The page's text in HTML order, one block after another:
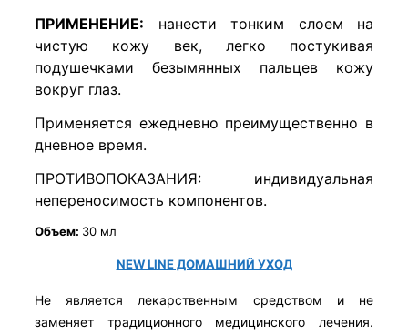
ПРИМЕНЕНИЕ: нанести тонким слоем на
чистую кожу век, легко постукивая
подушечками безымянных пальцев кожу
вокруг глаз.
Применяется ежедневно преимущественно в
дневное время.
ПРОТИВОПОКАЗАНИЯ: индивидуальная
непереносимость компонентов.
Объем: 30 мл
NEW LINE ДОМАШНИЙ УХОД
Не является лекарственным средством и не
заменяет традиционного медицинского лечения.